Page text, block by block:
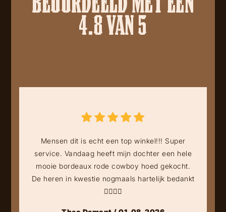
4.8 VAN 5
Mensen dit is echt een top winkel!!! Super
service. Vandaag heeft mijn dochter een hele
mooie bordeaux rode cowboy hoed gekocht.
De heren in kwestie nogmaals hartelijk bedankt
👍🏻👍🏻